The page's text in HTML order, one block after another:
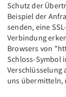
Schutz der
Beispiel der
senden, eine
Verbindung
Browsers von
Schloss-Symbol
Verschlüsselung
uns übermitteln,